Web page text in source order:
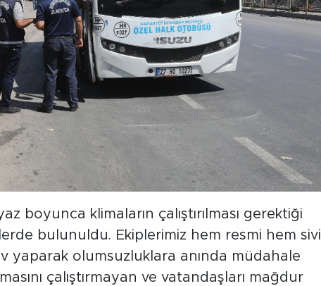
boyunca klimaların çalıştırılması gerektiği
bulunuldu. Ekiplerimiz hem resmi hem sivil
yaparak olumsuzluklara anında müdahale
çalıştırmayan ve vatandaşları mağdur